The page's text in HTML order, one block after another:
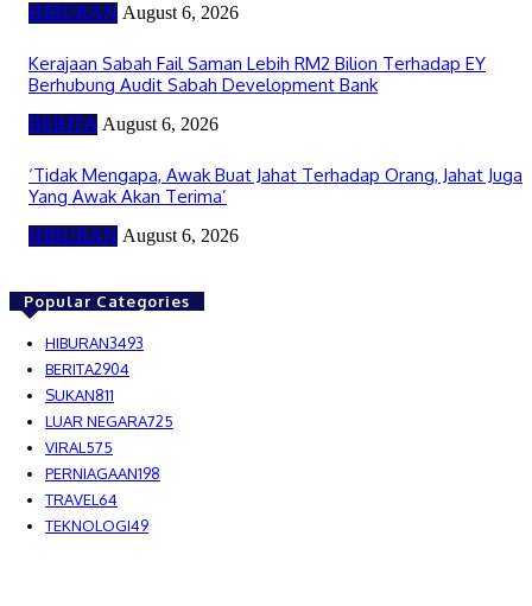
HIBURAN August 6, 2026
Kerajaan Sabah Fail Saman Lebih RM2 Bilion Terhadap EY
Berhubung Audit Sabah Development Bank
BERITA August 6, 2026
‘Tidak Mengapa, Awak Buat Jahat Terhadap Orang, Jahat Juga
Yang Awak Akan Terima’
HIBURAN August 6, 2026
Popular Categories
HIBURAN3493
BERITA2904
SUKAN811
LUAR NEGARA725
VIRAL 575
PERNIAGAAN198
TRAVEL 64
TEKNOLOGI49